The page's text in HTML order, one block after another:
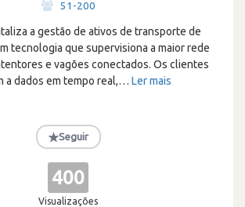
51-200
a gestão de ativos de transporte de
tecnologia que supervisiona a maior rede
e vagões conectados. Os clientes
a dados em tempo real,… Ler mais
★Seguir
400
Visualizações